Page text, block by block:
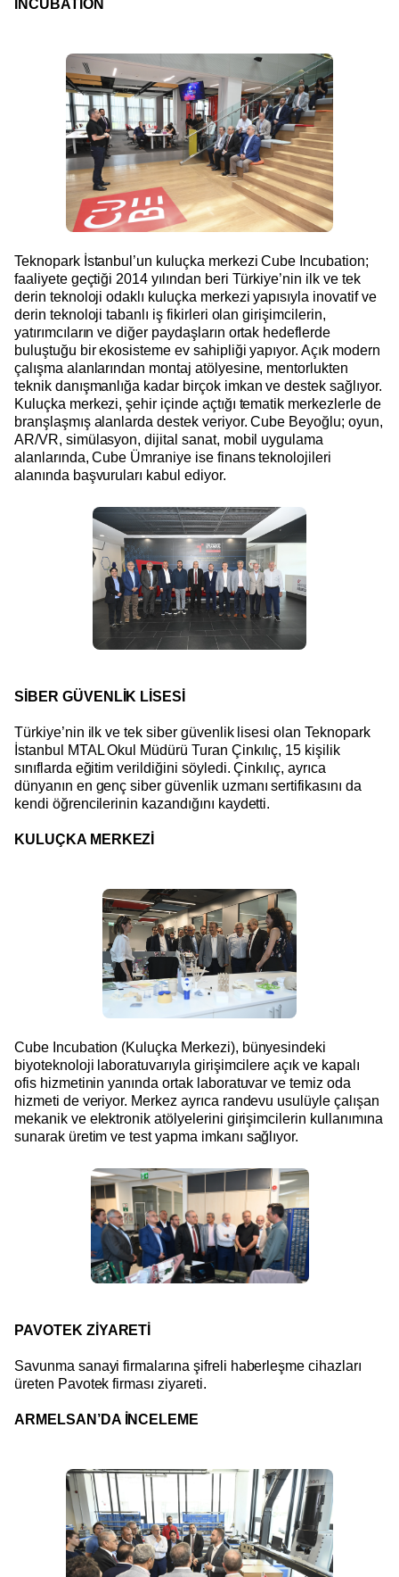
INCUBATİON
Teknopark İstanbul’un kuluçka merkezi Cube Incubation;
faaliyete geçtiği 2014 yılından beri Türkiye’nin ilk ve tek
derin teknoloji odaklı kuluçka merkezi yapısıyla inovatif ve
derin teknoloji tabanlı iş fikirleri olan girişimcilerin,
yatırımcıların ve diğer paydaşların ortak hedeflerde
buluştuğu bir ekosisteme ev sahipliği yapıyor. Açık modern
çalışma alanlarından montaj atölyesine, mentorlukten
teknik danışmanlığa kadar birçok imkan ve destek sağlıyor.
Kuluçka merkezi, şehir içinde açtığı tematik merkezlerle de
branşlaşmış alanlarda destek veriyor. Cube Beyoğlu; oyun,
AR/VR, simülasyon, dijital sanat, mobil uygulama
alanlarında, Cube Ümraniye ise finans teknolojileri
alanında başvuruları kabul ediyor.
SİBER GÜVENLİK LİSESİ
Türkiye’nin ilk ve tek siber güvenlik lisesi olan Teknopark
İstanbul MTAL Okul Müdürü Turan Çinkılıç, 15 kişilik
sınıflarda eğitim verildiğini söyledi. Çinkılıç, ayrıca
dünyanın en genç siber güvenlik uzmanı sertifikasını da
kendi öğrencilerinin kazandığını kaydetti.
KULUÇKA MERKEZİ
Cube Incubation (Kuluçka Merkezi), bünyesindeki
biyoteknoloji laboratuvarıyla girişimcilere açık ve kapalı
ofis hizmetinin yanında ortak laboratuvar ve temiz oda
hizmeti de veriyor. Merkez ayrıca randevu usulüyle çalışan
mekanik ve elektronik atölyelerini girişimcilerin kullanımına
sunarak üretim ve test yapma imkanı sağlıyor.
PAVOTEK ZİYARETİ
Savunma sanayi firmalarına şifreli haberleşme cihazları
üreten Pavotek firması ziyareti.
ARMELSAN’DA İNCELEME